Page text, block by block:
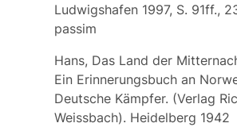
Ludwigshafen 1997, S. 91ff.,
passim
Hans, Das Land der
Ein Erinnerungsbuch an
Deutsche Kämpfer. (Verlag
Weissbach). Heidelberg 1942